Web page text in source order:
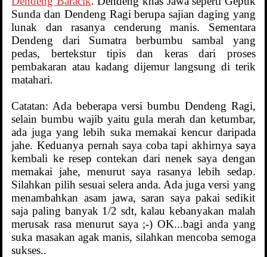
Sunda dan Dendeng Ragi berupa sajian daging yang
lunak dan rasanya cenderung manis. Sementara
Dendeng dari Sumatra berbumbu sambal yang
pedas, bertekstur tipis dan keras dari proses
pembakaran atau kadang dijemur langsung di terik
matahari.
Catatan: Ada beberapa versi bumbu Dendeng Ragi,
selain bumbu wajib yaitu gula merah dan ketumbar,
ada juga yang lebih suka memakai kencur daripada
jahe. Keduanya pernah saya coba tapi akhirnya saya
kembali ke resep contekan dari nenek saya dengan
memakai jahe, menurut saya rasanya lebih sedap.
Silahkan pilih sesuai selera anda. Ada juga versi yang
menambahkan asam jawa, saran saya pakai sedikit
saja paling banyak 1/2 sdt, kalau kebanyakan malah
merusak rasa menurut saya ;-) OK...bagi anda yang
suka masakan agak manis, silahkan mencoba semoga
sukses..